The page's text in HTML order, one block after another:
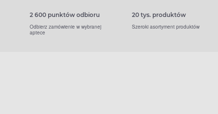
2 600 punktów odbioru
Odbierz zamówienie w wybranej
aptece
20 tys. produktów
Szeroki asortyment produktów